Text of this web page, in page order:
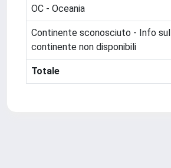
OC - Oceania
Continente sconosciuto - Info sul
continente non disponibili
Totale